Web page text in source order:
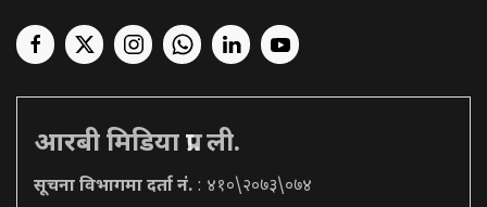
आरबी मिडिया प्रा. ली.
सूचना विभागमा दर्ता नं. : ४१०\२०७३\०७४